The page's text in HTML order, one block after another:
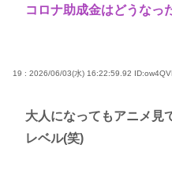
コロナ助成金はどうなっ
19 : 2026/06/03(水) 16:22:59.92
大人になってもアニメ見
レベル(笑)